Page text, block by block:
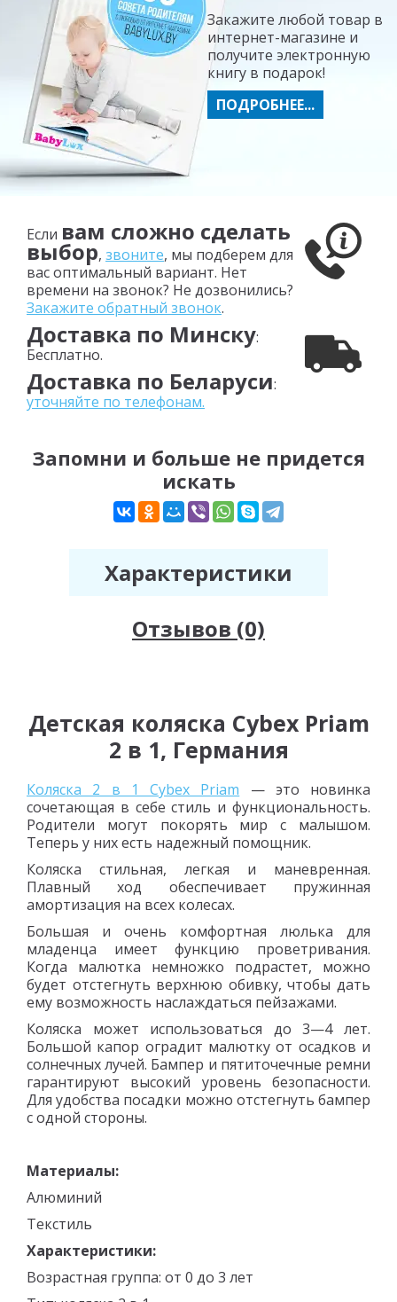
Закажите любой товар в
интернет-магазине и
получите электронную
книгу в подарок!
ПОДРОБНЕЕ...
Если вам сложно сделать
выбор, звоните, мы подберем для
вас оптимальный вариант. Нет
времени на звонок? Не дозвонились?
Закажите обратный звонок.
Доставка по Минску:
Бесплатно.
Доставка по Беларуси:
уточняйте по телефонам.
Запомни и больше не придется
искать
Характеристики
Отзывов (0)
Детская коляска Cybex Priam
2 в 1, Германия
Коляска 2 в 1 Cybex Priam — это новинка
сочетающая в себе стиль и функциональность.
Родители могут покорять мир с малышом.
Теперь у них есть надежный помощник.
Коляска стильная, легкая и маневренная.
Плавный ход обеспечивает пружинная
амортизация на всех колесах.
Большая и очень комфортная люлька для
младенца имеет функцию проветривания.
Когда малютка немножко подрастет, можно
будет отстегнуть верхнюю обивку, чтобы дать
ему возможность наслаждаться пейзажами.
Коляска может использоваться до 3—4 лет.
Большой капор оградит малютку от осадков и
солнечных лучей. Бампер и пятиточечные ремни
гарантируют высокий уровень безопасности.
Для удобства посадки можно отстегнуть бампер
с одной стороны.
Материалы:
Алюминий
Текстиль
Характеристики:
Возрастная группа: от 0 до 3 лет